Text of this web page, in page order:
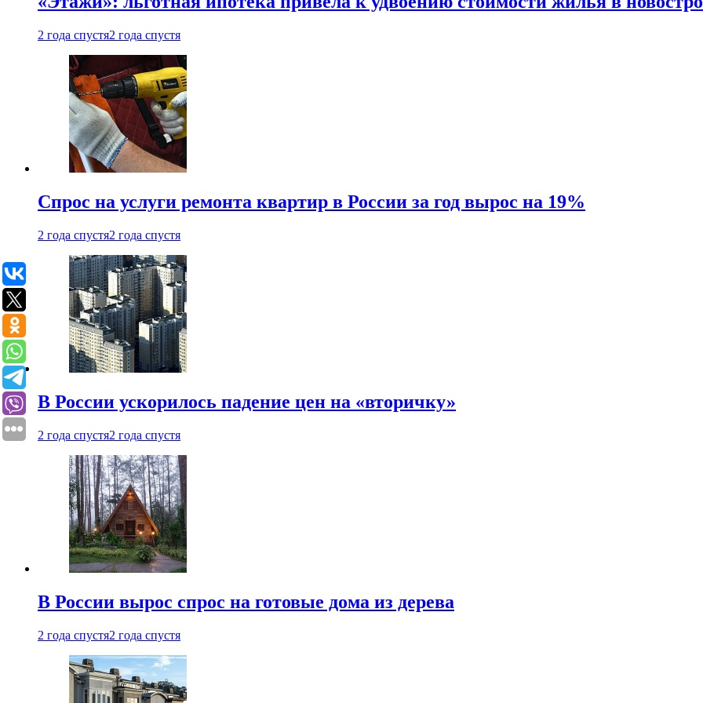
2 года спустя2 года спустя
Спрос на услуги ремонта квартир в России за год вырос на 19%
2 года спустя2 года спустя
В России ускорилось падение цен на «вторичку»
2 года спустя2 года спустя
В России вырос спрос на готовые дома из дерева
2 года спустя2 года спустя